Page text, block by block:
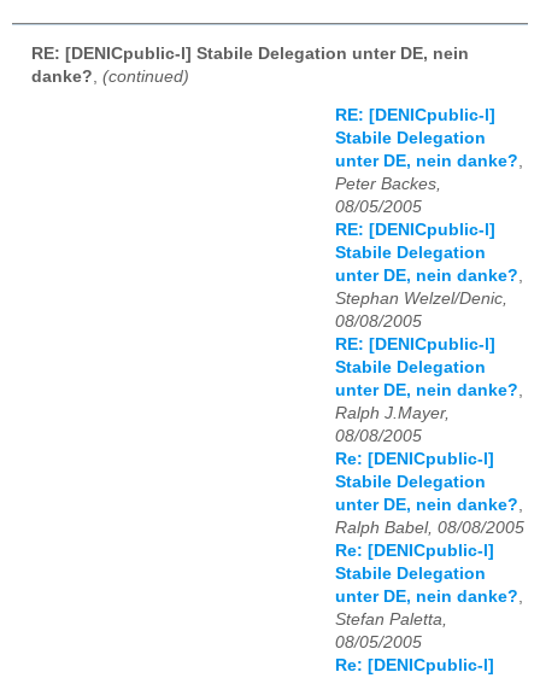
RE: [DENICpublic-l] Stabile Delegation unter DE, nein
danke? (continued)
RE: [DENICpublic-l]
Stabile Delegation
unter DE, nein danke?,
Peter Backes,
08/05/2005
RE: [DENICpublic-l]
Stabile Delegation
unter DE, nein danke?,
Stephan Welzel/Denic,
08/08/2005
RE: [DENICpublic-l]
Stabile Delegation
unter DE, nein danke?,
Ralph J.Mayer,
08/08/2005
Re: [DENICpublic-l]
Stabile Delegation
unter DE, nein danke?,
Ralph Babel, 08/08/2005
Re: [DENICpublic-l]
Stabile Delegation
unter DE, nein danke?,
Stefan Paletta,
08/05/2005
Re: [DENICpublic-l]